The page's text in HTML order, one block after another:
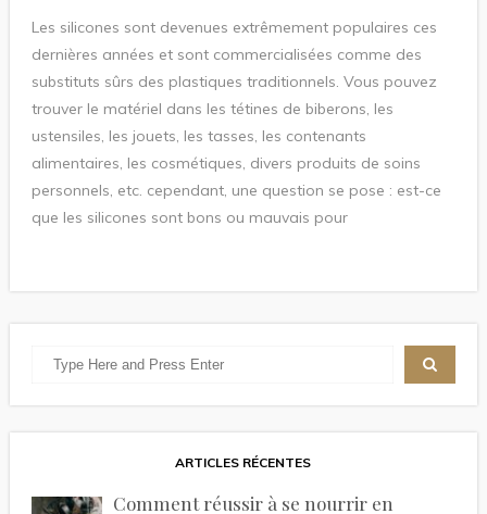
Les silicones sont devenues extrêmement populaires ces
dernières années et sont commercialisées comme des
substituts sûrs des plastiques traditionnels. Vous pouvez
trouver le matériel dans les tétines de biberons, les
ustensiles, les jouets, les tasses, les contenants
alimentaires, les cosmétiques, divers produits de soins
personnels, etc. cependant, une question se pose : est-ce
que les silicones sont bons ou mauvais pour
ARTICLES RÉCENTES
Comment réussir à se nourrir en